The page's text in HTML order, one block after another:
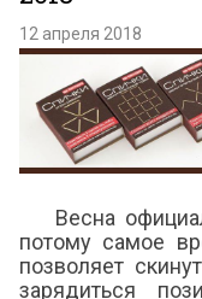
12 апреля 2018
Весна
потому самое
позволяет
зарядиться